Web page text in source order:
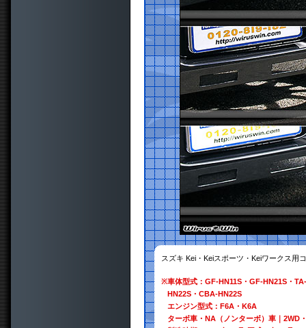
スズキ Kei・Keiスポーツ・Keiワークス用
※車体型式：GF-HN11S・GF-HN21S・
HN22S・CBA-HN22S
エンジン型式：F6A・K6A
ターボ車・NA（ノンターボ）車｜2WD